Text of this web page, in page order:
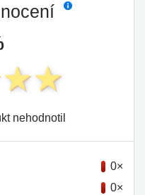
nehodnotil
0×
0×